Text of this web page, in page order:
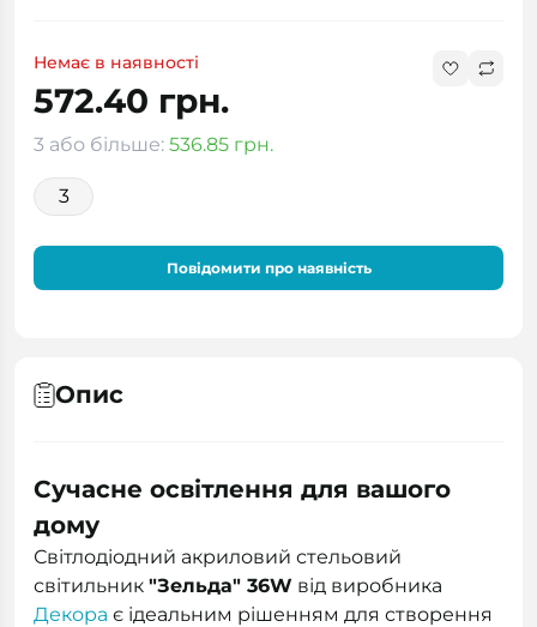
Немає в наявності
572.40 грн.
3 або більше: 536.85 грн.
3
Повідомити про наявність
Опис
Сучасне освітлення для вашого
дому
Світлодіодний акриловий стельовий
світильник "Зельда" 36W від виробника
Декора є ідеальним рішенням для створення